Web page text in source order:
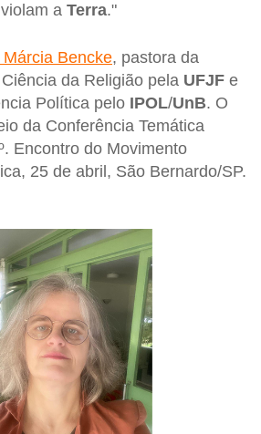
a Terra."
Márcia Bencke, pastora da
da Religião pela UFJF e
Política pelo IPOL/UnB. O
da Conferência Temática
Encontro do Movimento
25 de abril, São Bernardo/SP.